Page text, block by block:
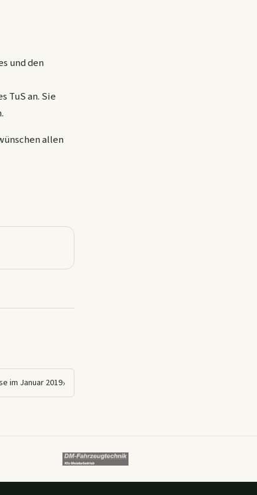
und den
TuS an. Sie
allen
im Januar 2019›